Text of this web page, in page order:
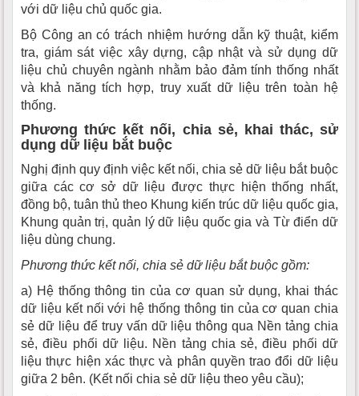
với dữ liệu chủ quốc gia.
Bộ Công an có trách nhiệm hướng dẫn kỹ thuật, kiểm
tra, giám sát việc xây dựng, cập nhật và sử dụng dữ
liệu chủ chuyên ngành nhằm bảo đảm tính thống nhất
và khả năng tích hợp, truy xuất dữ liệu trên toàn hệ
thống.
Phương thức kết nối, chia sẻ, khai thác, sử
dụng dữ liệu bắt buộc
Nghị định quy định việc kết nối, chia sẻ dữ liệu bắt buộc
giữa các cơ sở dữ liệu được thực hiện thống nhất,
đồng bộ, tuân thủ theo Khung kiến trúc dữ liệu quốc gia,
Khung quản trị, quản lý dữ liệu quốc gia và Từ điển dữ
liệu dùng chung.
Phương thức kết nối, chia sẻ dữ liệu bắt buộc gồm:
a) Hệ thống thông tin của cơ quan sử dụng, khai thác
dữ liệu kết nối với hệ thống thông tin của cơ quan chia
sẻ dữ liệu để truy vấn dữ liệu thông qua Nền tảng chia
sẻ, điều phối dữ liệu. Nền tảng chia sẻ, điều phối dữ
liệu thực hiện xác thực và phân quyền trao đổi dữ liệu
giữa 2 bên. (Kết nối chia sẻ dữ liệu theo yêu cầu);